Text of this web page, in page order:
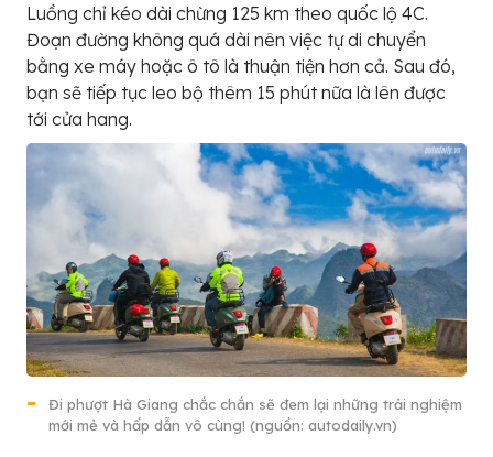
Luồng chỉ kéo dài chừng 125 km theo quốc lộ 4C.
Đoạn đường không quá dài nên việc tự di chuyển
bằng xe máy hoặc ô tô là thuận tiện hơn cả. Sau đó,
bạn sẽ tiếp tục leo bộ thêm 15 phút nữa là lên được
tới cửa hang.
Đi phượt Hà Giang chắc chắn sẽ đem lại những trải nghiệm
mới mẻ và hấp dẫn vô cùng! (nguồn: autodaily.vn)